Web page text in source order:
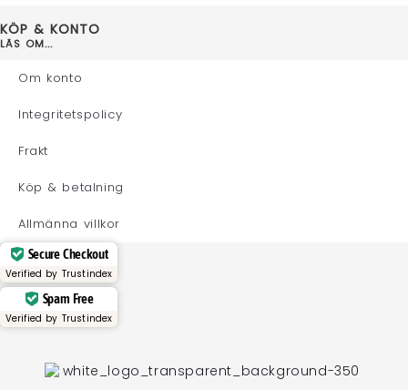
KÖP & KONTO
LÄS OM...
Om konto
Integritetspolicy
Frakt
Köp & betalning
Allmänna villkor
Secure Checkout
Verified by Trustindex
Spam Free
Verified by Trustindex